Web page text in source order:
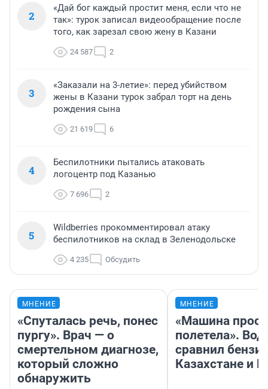
2
«Дай бог каждый простит меня, если что не
так»: турок записал видеообращение после
того, как зарезал свою жену в Казани
24 587 2
3
«Заказали на 3-летие»: перед убийством
жены в Казани турок забрал торт на день
рождения сына
21 619 6
4
Беспилотники пытались атаковать
логоцентр под Казанью
7 696 2
5
Wildberries прокомментировал атаку
беспилотников на склад в Зеленодольске
4 235 Обсудить
МНЕНИЕ
«Спуталась речь, понес
пургу». Врач — о
смертельном диагнозе,
который сложно
обнаружить
МНЕНИЕ
«Машина
полетела».
сравнил
Казахстане и